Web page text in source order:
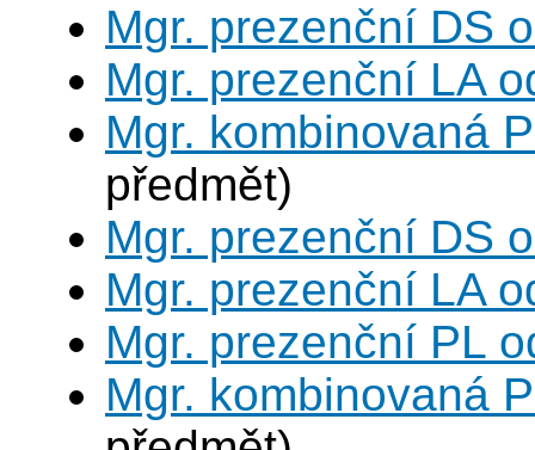
Mgr. prezenční DS
Mgr. prezenční LA
Mgr. kombinovaná
předmět)
Mgr. prezenční DS
Mgr. prezenční LA
Mgr. prezenční PL
Mgr. kombinovaná